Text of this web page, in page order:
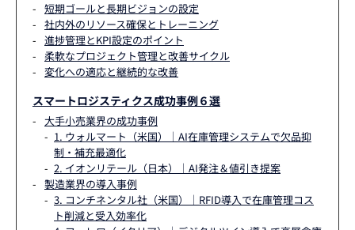
短期ゴールと長期ビジョンの設定
社内外のリソース確保とトレーニング
進捗管理とKPI設定のポイント
柔軟なプロジェクト管理と改善サイクル
変化への適応と継続的な改善
スマートロジスティクス成功事例６選
大手小売業界の成功事例
1. ウォルマート（米国）｜AI在庫管理システムで欠品抑
制・補充最適化
2. イオンリテール（日本）｜AI発注＆値引き提案
製造業界の導入事例
3. コンチネンタル社（米国）｜RFID導入で在庫管理コス
ト削減と受入効率化